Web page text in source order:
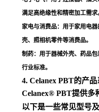
满足高绝缘性和精密加工需求
家电与消费品：用于家用电
壳、照相机零件等消费品。
制药：用于器械外壳、药品
行业标准。
4. Celanex PBT的产
Celanex® PBT提供多
以下是一些常见型号及